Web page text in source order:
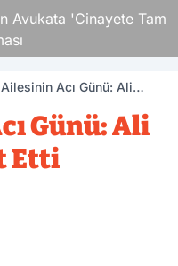
'Cinayete Tam
Acı Günü: Ali
Günü: Ali
Etti